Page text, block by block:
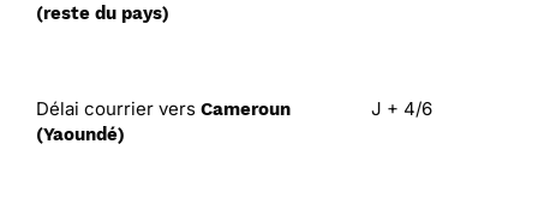
(reste du pays)
Délai courrier vers Cameroun
(Yaoundé)
J + 4/6